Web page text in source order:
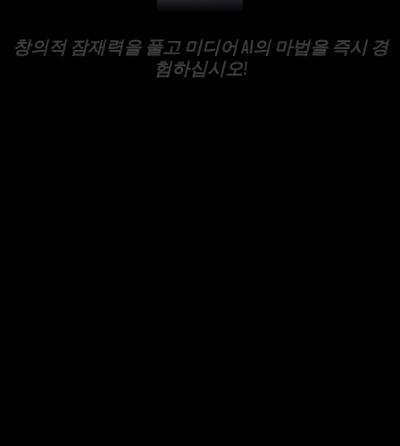
창의적 잠재력을 풀고 미디어 AI의 마법을 즉시 경
험하십시오!